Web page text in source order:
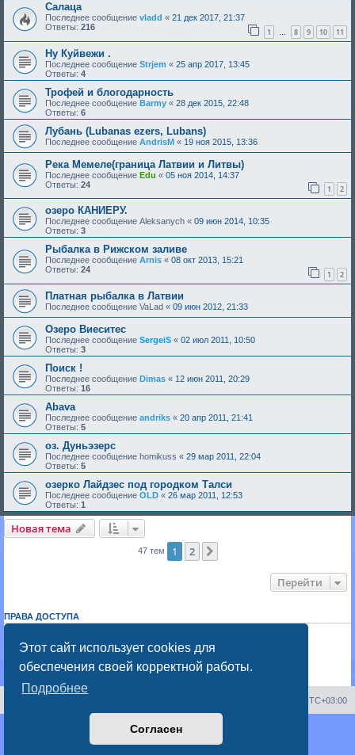
Этот сайт использует cookies для
обеспечения своей корректной работы.
Подробнее
Согласен
Cалаца
Последнее сообщение vladd « 21 дек 2017, 21:37
Ответы: 216 1 … 8 9 10 11
Ну Куйвежи .
Последнее сообщение Strjem « 25 апр 2017, 13:45
Ответы: 4
Трофей и блогодарность
Последнее сообщение Barmy « 28 дек 2015, 22:48
Ответы: 6
Лубань (Lubanas ezers, Lubans)
Последнее сообщение AndrisM « 19 ноя 2015, 13:36
Река Мемеле(граница Латвии и Литвы)
Последнее сообщение Edu « 05 ноя 2014, 14:37
Ответы: 24 1 2
озеро КАНИЕРУ.
Последнее сообщение Aleksanych « 09 июн 2014, 10:35
Ответы: 3
Рыбалка в Рижском заливе
Последнее сообщение Arnis « 08 окт 2013, 15:21
Ответы: 24 1 2
Платная рыбалка в Латвии
Последнее сообщение VaLad « 09 июн 2012, 21:33
Озеро Виеситес
Последнее сообщение SergeiS « 02 июл 2011, 10:50
Ответы: 3
Поиск !
Последнее сообщение Dimas « 12 июн 2011, 20:29
Ответы: 16
Abava
Последнее сообщение andriks « 20 апр 2011, 21:41
Ответы: 5
оз. Дуньэзерс
Последнее сообщение homikuss « 29 мар 2011, 22:04
Ответы: 5
озерко Лайдзес под городком Талси
Последнее сообщение OLD « 26 мар 2011, 12:53
Ответы: 1
Новая тема
47 тем 1 2
Перейти
ПРАВА ДОСТУПА
не можете
отвечать на сообщения
не можетередактировать свои сообщения
не можетеудалять свои сообщения
UTC+03:00
Создано на основеphpBB® Forum Software © phpBB Limited
Русская поддержка phpBB